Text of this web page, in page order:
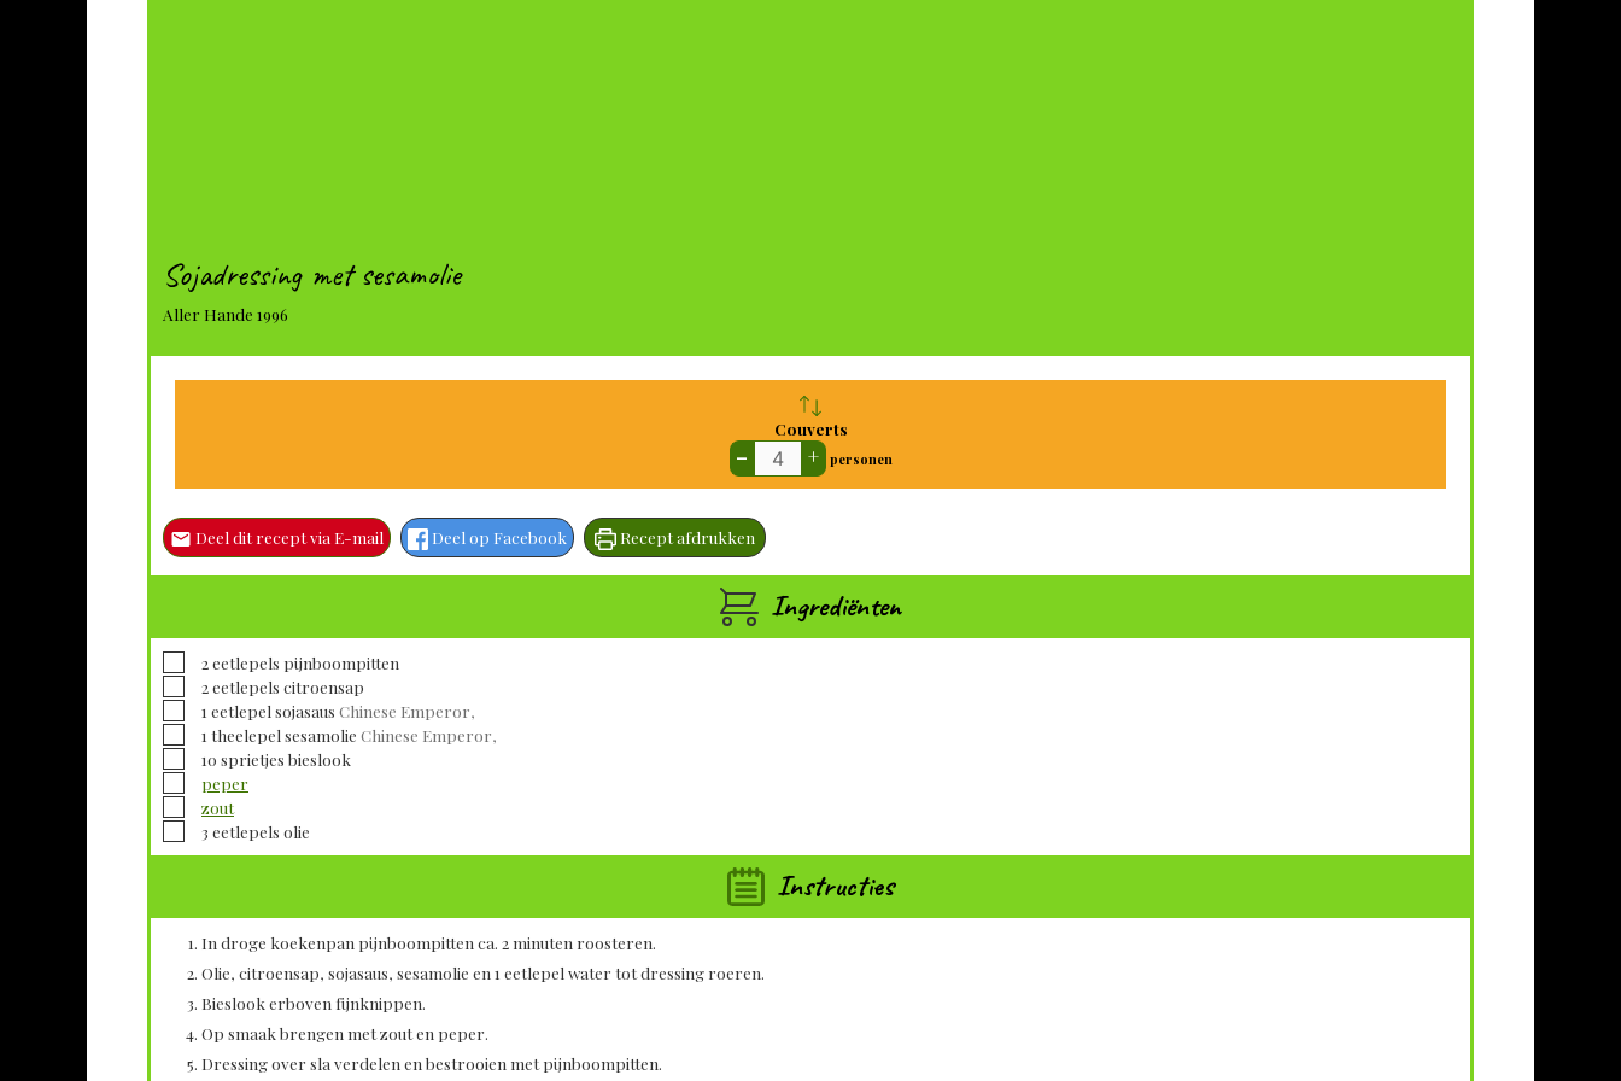
Sojadressing met sesamolie
Aller Hande 1996
Couverts
– + personen
Deel dit recept via E-mail Deel op Facebook Recept afdrukken
Ingrediënten
▢
2eetlepels pijnboompitten
▢
2eetlepels citroensap
▢1 eetlepel sojasaus Chinese Emperor,
▢1 theelepel sesamolie Chinese Emperor,
▢
10 sprietjes bieslook
▢
peper
▢
zout
▢
3 eetlepels olie
Instructies
In droge koekenpan pijnboompitten ca. 2 minuten roosteren.
Olie, citroensap, sojasaus, sesamolie en 1 eetlepel water tot dressing roeren.
Bieslook erboven fijnknippen.
Op smaak brengen met zout en peper.
Dressing over sla verdelen en bestrooien met pijnboompitten.